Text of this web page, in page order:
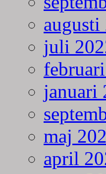
augusti
juli
januari
maj
april